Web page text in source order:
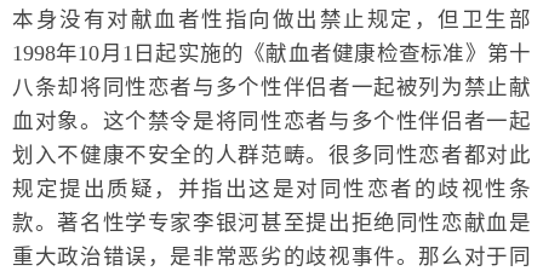
本身没有对献血者性指向做出禁止规定，但卫生部
1998年10月1日起实施的《献血者健康检查标准》第十
八条却将同性恋者与多个性伴侣者一起被列为禁止献
血对象。这个禁令是将同性恋者与多个性伴侣者一起
划入不健康不安全的人群范畴。很多同性恋者都对此
规定提出质疑，并指出这是对同性恋者的歧视性条
款。著名性学专家李银河甚至提出拒绝同性恋献血是
重大政治错误，是非常恶劣的歧视事件。那么对于同